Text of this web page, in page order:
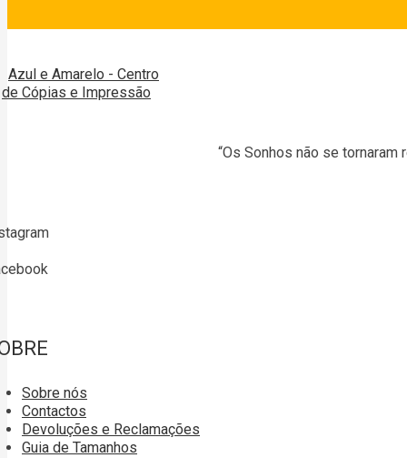
“Os Sonhos não se
Sobre nós
Contactos
Devoluções e Reclamações
Guia de Tamanhos